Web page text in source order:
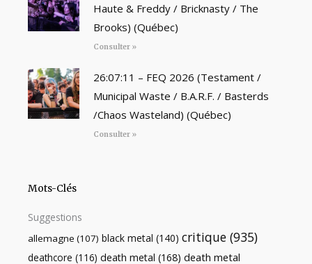
Haute & Freddy / Bricknasty / The
Brooks) (Québec)
Consulter »
26:07:11 – FEQ 2026 (Testament /
Municipal Waste / B.A.R.F. / Basterds
/Chaos Wasteland) (Québec)
Consulter »
Mots-Clés
Suggestions
allemagne (107) black metal (140) critique (935)
deathcore (116) death metal (168) death metal